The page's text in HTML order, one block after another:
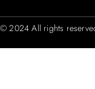
© 2024 All rights